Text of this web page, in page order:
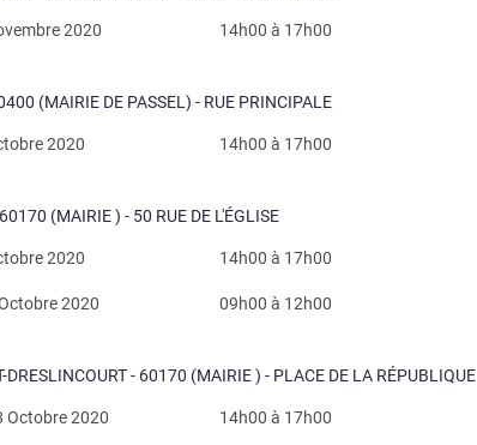
2020 14h00 à 17h00
(MAIRIE DE PASSEL) - RUE PRINCIPALE
2020 14h00 à 17h00
(MAIRIE ) - 50 RUE DE L'ÉGLISE
2020 14h00 à 17h00
2020 09h00 à 12h00
DRESLINCOURT - 60170 (MAIRIE ) - PLACE DE LA RÉPUBLIQUE
Octobre 2020 14h00 à 17h00